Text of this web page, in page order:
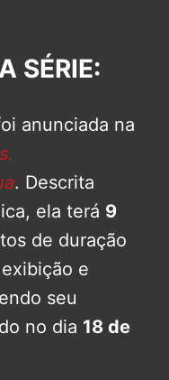
SÉRIE:
anunciada na
. Descrita
ela terá 9
de duração
e
seu
no dia 18 de